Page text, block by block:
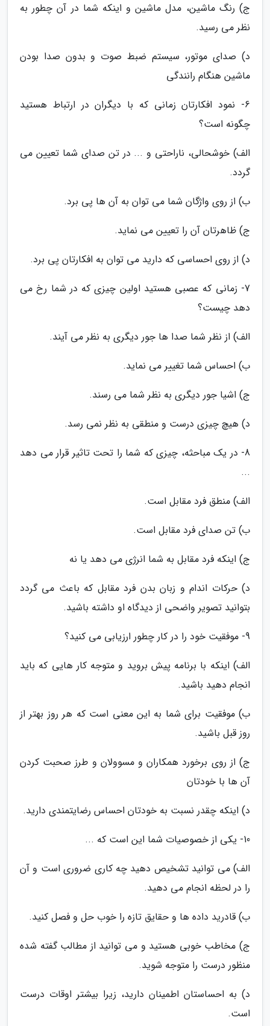
ج) رنگ ماشین، مدل ماشین و اینکه شما در آن چطور به
نظر می رسید.
د) صدای موتور، سیستم ضبط صوت و بدون صدا بودن
ماشین هنگام رانندگی
6- نمود افکارتان زمانی که با دیگران در ارتباط هستید
چگونه است؟
الف) خوشحالی، ناراحتی و ... در تن صدای شما تعیین می
گردد.
ب) از روی واژگان شما می توان به آن ها پی برد.
ج) ظاهرتان آن را تعیین می نماید.
د) از روی احساسی که دارید می توان به افکارتان پی برد.
7- زمانی که عصبی هستید اولین چیزی که در شما رخ می
دهد چیست؟
الف) از نظر شما صدا ها جور دیگری به نظر می آیند.
ب) احساس شما تغییر می نماید.
ج) اشیا جور دیگری به نظر شما می رسند.
د) هیچ چیزی درست و منطقی به نظر نمی رسد.
8- در یک مباحثه، چیزی که شما را تحت تاثیر قرار می دهد
...
الف) منطق فرد مقابل است.
ب) تن صدای فرد مقابل است.
ج) اینکه فرد مقابل به شما انرژی می دهد یا نه
د) حرکات اندام و زبان بدن فرد مقابل که باعث می گردد
بتوانید تصویر واضحی از دیدگاه او داشته باشید.
9- موفقیت خود را در کار چطور ارزیابی می کنید؟
الف) اینکه با برنامه پیش بروید و متوجه کار هایی که باید
انجام دهید باشید.
ب) موفقیت برای شما به این معنی است که هر روز بهتر از
روز قبل باشید.
ج) از روی برخورد همکاران و مسوولان و طرز صحبت کردن
آن ها با خودتان
د) اینکه چقدر نسبت به خودتان احساس رضایتمندی دارید.
10- یکی از خصوصیات شما این است که ...
الف) می توانید تشخیص دهید چه کاری ضروری است و آن
را در لحظه انجام می دهید.
ب) قادرید داده ها و حقایق تازه را خوب حل و فصل کنید.
ج) مخاطب خوبی هستید و می توانید از مطالب گفته شده
منظور درست را متوجه شوید.
د) به احساستان اطمینان دارید، زیرا بیشتر اوقات درست
است.